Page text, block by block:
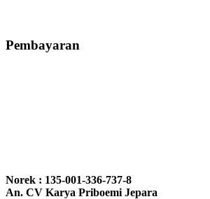
bale2 dan kursi teras saya sudah saya terima
nyesel deh beli geby...
Pembayaran
Norek : 135-001-336-737-8
An. CV Karya Priboemi Jepara